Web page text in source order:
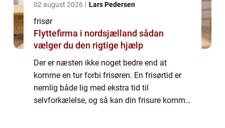
02 august 2026 Lars Pedersen
frisør
Flyttefirma i nordsjælland sådan
vælger du den rigtige hjælp
Der er næsten ikke noget bedre end at
komme en tur forbi frisøren. En frisørtid er
nemlig både lig med ekstra tid til
selvforkælelse, og så kan din frisure komme